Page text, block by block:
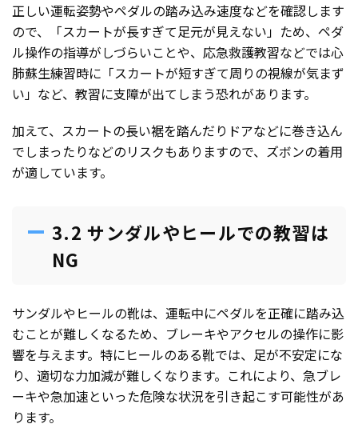
正しい運転姿勢やペダルの踏み込み速度などを確認します
ので、「スカートが長すぎて足元が見えない」ため、ペダ
ル操作の指導がしづらいことや、応急救護教習などでは心
肺蘇生練習時に「スカートが短すぎて周りの視線が気まず
い」など、教習に支障が出てしまう恐れがあります。
加えて、スカートの長い裾を踏んだりドアなどに巻き込ん
でしまったりなどのリスクもありますので、ズボンの着用
が適しています。
3.2 サンダルやヒールでの教習は
NG
サンダルやヒールの靴は、運転中にペダルを正確に踏み込
むことが難しくなるため、ブレーキやアクセルの操作に影
響を与えます。特にヒールのある靴では、足が不安定にな
り、適切な力加減が難しくなります。これにより、急ブレ
ーキや急加速といった危険な状況を引き起こす可能性があ
ります。